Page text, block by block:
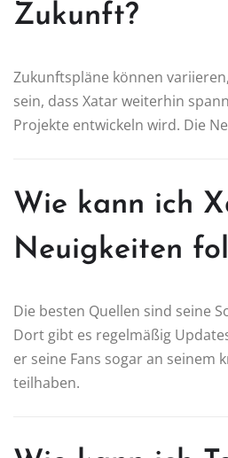
Zukunft?
Zukunftspläne können
sein, dass Xatar weiterhin
Projekte entwickeln wird. Die
Wie kann ich
Neuigkeiten
Die besten Quellen sind seine
Dort gibt es regelmäßig
er seine Fans sogar an seinem
teilhaben.